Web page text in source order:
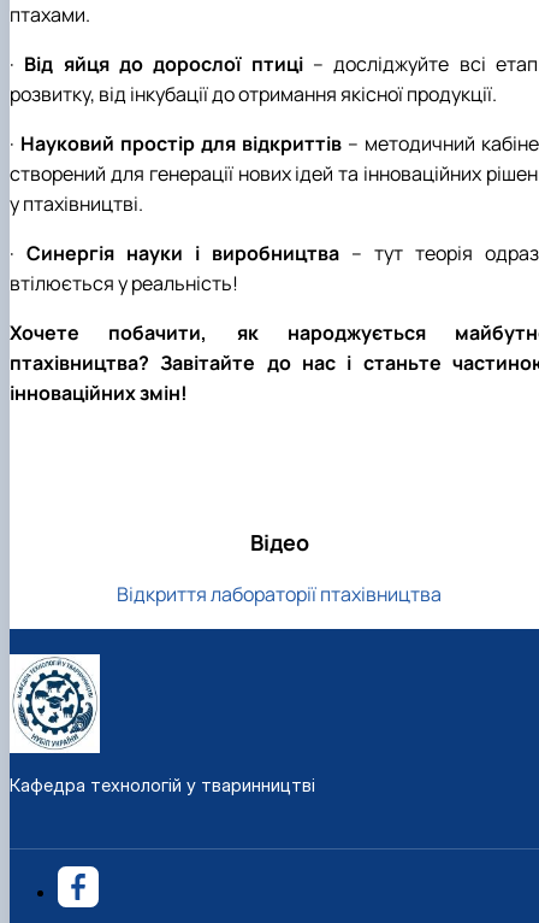
птахами.
· Від яйця до дорослої птиці– досліджуйте всі
розвитку, від інкубації до отримання якісної продукції.
· Науковий простір для відкриттів – методичний
створений для генерації нових ідей та інноваційних
у птахівництві.
· Синергія науки і виробництва – тут теорія
втілюється у реальність!
Хочете побачити, як народжується
птахівництва? Завітайте до нас і станьте
інноваційних змін!
Відео
Відкриття лабораторії птахівництва
Кафедра технологій у тваринництві